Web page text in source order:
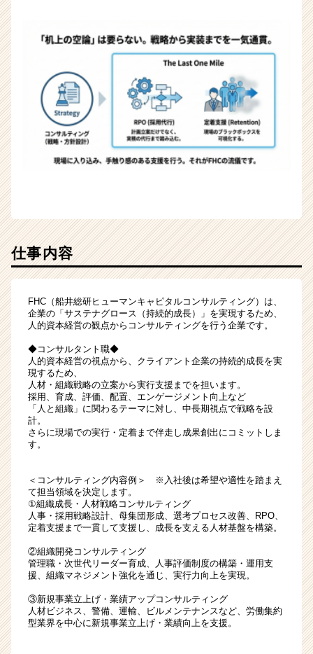
就
キ
ャ
仕事内容
FHC（船井総研ヒューマンキャピタルコンサルティング）は、
企業の「サステナグロース（持続的成長）」を実現するため、
人的資本経営の観点からコンサルティングを行う企業です。
◆コンサルタント職◆
人的資本経営の視点から、クライアント企業の持続的成長を実
現するため、
人材・組織戦略の立案から実行支援までを担います。
採用、育成、評価、配置、エンゲージメント向上など
「人と組織」に関わるテーマに対し、中長期視点で戦略を設
計。
さらに現場での実行・定着まで伴走し成果創出にコミットしま
す。
＜コンサルティング内容例＞ ※入社後は希望や適性を踏まえ
て担当領域を決定します。
①組織成長・人材戦略コンサルティング
人事・採用戦略設計、母集団形成、選考プロセス改善、RPO、
定着支援まで一貫して支援し、成長を支える人材基盤を構築。
②組織開発コンサルティング
管理職・次世代リーダー育成、人事評価制度の構築・運用支
援、組織マネジメント強化を通じ、実行力向上を実現。
③新規事業立上げ・業績アップコンサルティング
人材ビジネス、警備、運輸、ビルメンテナンスなど、労働集約
型業界を中心に新規事業立上げ・業績向上を支援。